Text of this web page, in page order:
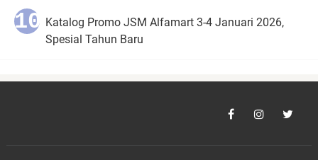
Katalog Promo JSM Alfamart 3-4 Januari 2026,
Spesial Tahun Baru